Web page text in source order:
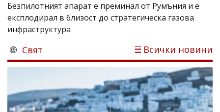
Безпилотният апарат е преминал от Румъния и е
експлодирал в близост до стратегическа газова
инфраструктура
Свят Всички новини